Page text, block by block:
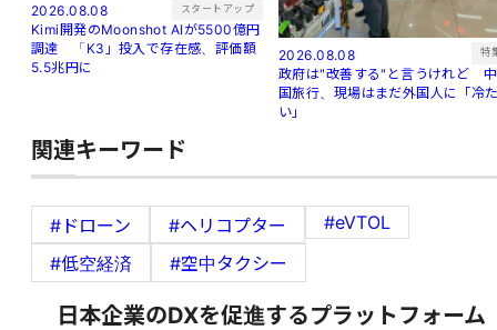
2026.08.08 スタートアップ
Kimi開発のMoonshot AIが5500億円
調達 「K3」投入で存在感、評価額
5.5兆円に
2026.08.08 特
政府は"改善する"と言うけれど 中
国旅行、現場はまだ外国人に「冷
い」
関連キーワード
#ドローン #ヘリコプター
#eVTOL
#低空経済
#空中タクシー
日本企業のDXを促進するプラットフォーム